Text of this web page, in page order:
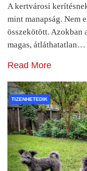
A kertvárosi
mint manapság. Nem
összekötött. Azokban
magas, átláthatatlan…
Read More
TIZENHETEDIK